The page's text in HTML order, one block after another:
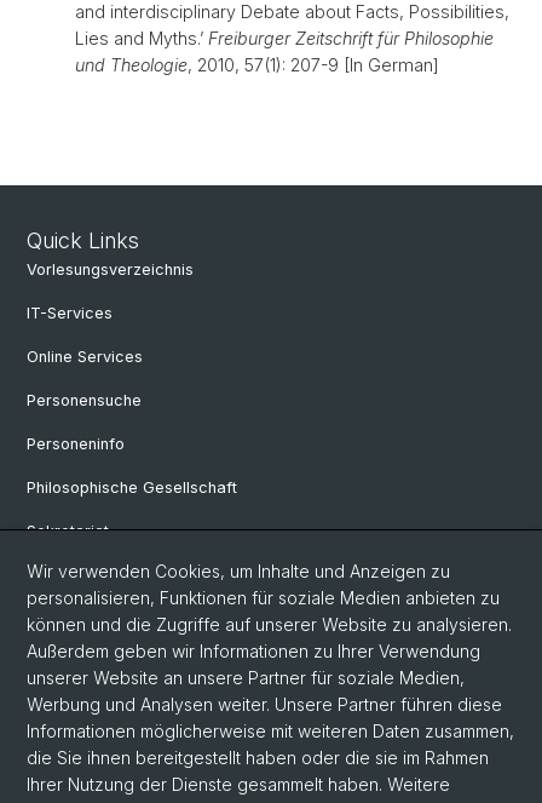
and interdisciplinary Debate about Facts, Possibilities,
Lies and Myths.’ Freiburger Zeitschrift für Philosophie
und Theologie, 2010, 57(1): 207-9 [In German]
Quick Links
Vorlesungsverzeichnis
IT-Services
Online Services
Personensuche
Personeninfo
Philosophische Gesellschaft
Sekretariat
Veranstaltungen
Offene Stellen
FAQ
© Universität Basel
Datenschutzerklärung
Wir verwenden Cookies, um Inhalte und Anzeigen zu
personalisieren, Funktionen für soziale Medien anbieten zu
können und die Zugriffe auf unserer Website zu analysieren.
Außerdem geben wir Informationen zu Ihrer Verwendung
unserer Website an unsere Partner für soziale Medien,
Werbung und Analysen weiter. Unsere Partner führen diese
Informationen möglicherweise mit weiteren Daten zusammen,
die Sie ihnen bereitgestellt haben oder die sie im Rahmen
Ihrer Nutzung der Dienste gesammelt haben. Weitere